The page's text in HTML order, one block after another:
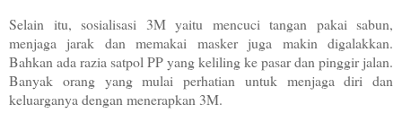
Selain itu, sosialisasi 3M yaitu mencuci tangan pakai sabun,
menjaga jarak dan memakai masker juga makin digalakkan.
Bahkan ada razia satpol PP yang keliling ke pasar dan pinggir jalan.
Banyak orang yang mulai perhatian untuk menjaga diri dan
keluarganya dengan menerapkan 3M.